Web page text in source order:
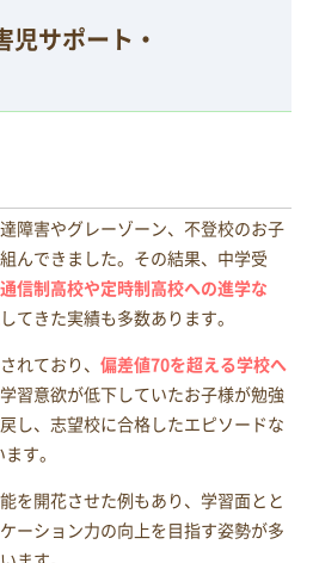
児サポート・
障害やグレーゾーン、不登校のお子
んできました。その結果、中学受
通信制高校や定時制高校への進学な
してきた実績も多数あります。
れており、 偏差値70を超える学校へ
習意欲が低下していたお子様が勉強
し、志望校に合格したエピソードな
す。
を開花させた例もあり、学習面とと
ーション力の向上を目指す姿勢が多